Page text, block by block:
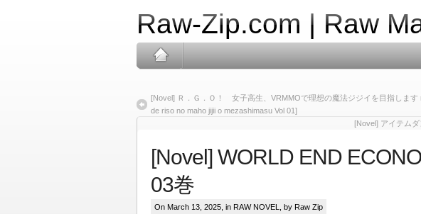
Raw-Zip.com | Raw
[Novel] Ｒ．Ｇ．Ｏ！ 女子高生、VRMMOで理想の魔法ジジイを目指します
de riso no maho jijii o mezashimasu Vol 01]
[Novel] アイテム
[Novel] WORLD END
03巻
On March 13, 2025, in RAW NOVEL , by Raw Zip